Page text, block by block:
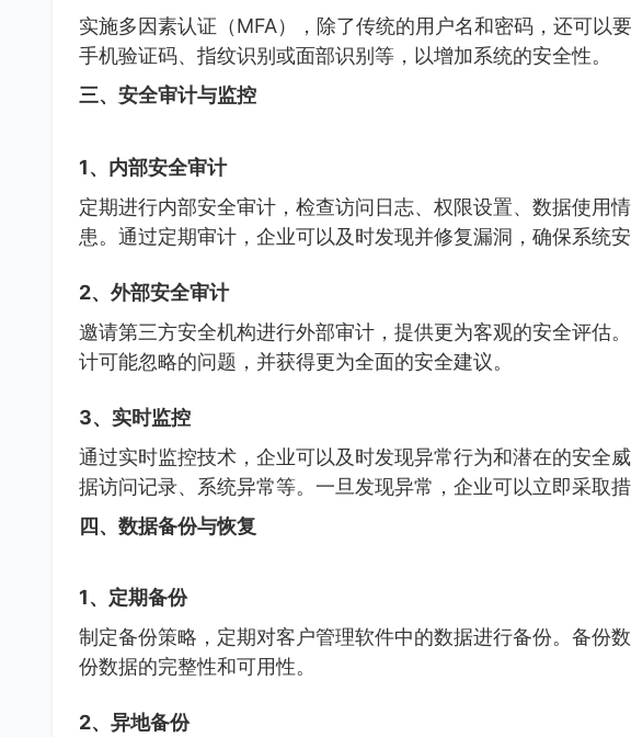
实施多因素认证（MFA），除了传统的用户名和密码，还可以
手机验证码、指纹识别或面部识别等，以增加系统的安全性。
三、安全审计与监控
1、内部安全审计
定期进行内部安全审计，检查访问日志、权限设置、数据使用
患。通过定期审计，企业可以及时发现并修复漏洞，确保系统安
2、外部安全审计
邀请第三方安全机构进行外部审计，提供更为客观的安全评估
计可能忽略的问题，并获得更为全面的安全建议。
3、实时监控
通过实时监控技术，企业可以及时发现异常行为和潜在的安全
据访问记录、系统异常等。一旦发现异常，企业可以立即采取
四、数据备份与恢复
1、定期备份
制定备份策略，定期对客户管理软件中的数据进行备份。备份
份数据的完整性和可用性。
2、异地备份